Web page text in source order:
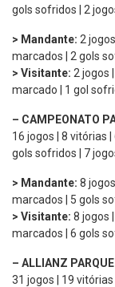
gols sofridos | 2
> Mandante: 2
marcados | 2 gols
> Visitante: 2 jogos
marcado | 1 gol
– CAMPEONATO
16 jogos | 8 vitórias
gols sofridos | 7
> Mandante: 8
marcados | 5 gols
> Visitante: 8 jogos
marcados | 6 gols
– ALLIANZ PARQUE
31 jogos | 19